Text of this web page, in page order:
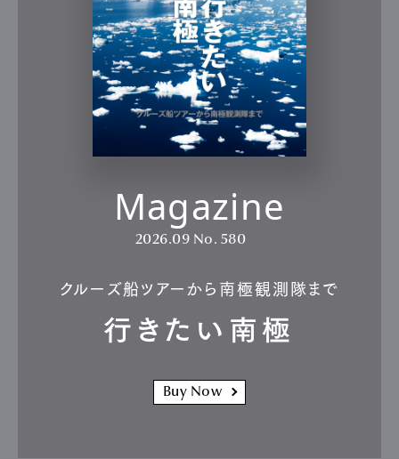
Magazine
2026.09 No. 580
クルーズ船ツアーから南極観測隊まで
行きたい南極
Buy Now